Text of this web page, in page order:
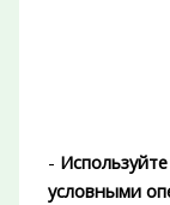
-
условными